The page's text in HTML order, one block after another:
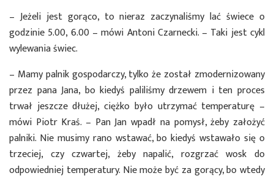
– Jeżeli jest gorąco, to nieraz zaczynaliśmy lać świece o
godzinie 5.00, 6.00 – mówi Antoni Czarnecki. – Taki jest cykl
wylewania świec.
– Mamy palnik gospodarczy, tylko że został zmodernizowany
przez pana Jana, bo kiedyś paliliśmy drzewem i ten proces
trwał jeszcze dłużej, ciężko było utrzymać temperaturę –
mówi Piotr Kraś. – Pan Jan wpadł na pomysł, żeby założyć
palniki. Nie musimy rano wstawać, bo kiedyś wstawało się o
trzeciej, czy czwartej, żeby napalić, rozgrzać wosk do
odpowiedniej temperatury. Nie może być za gorący, bo wtedy